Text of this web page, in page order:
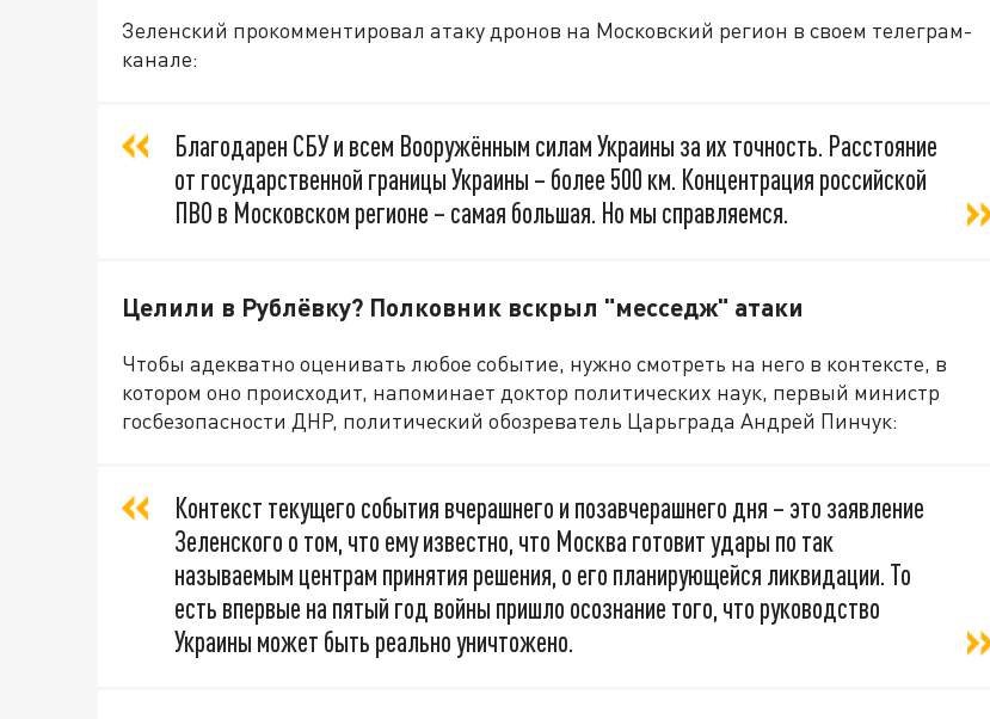
Зеленский прокомментировал атаку дронов на Московский регион в своем телеграм-
канале:
Благодарен СБУ и всем Вооружённым силам Украины за их точность. Расстояние
от государственной границы Украины – более 500 км. Концентрация российской
ПВО в Московском регионе – самая большая. Но мы справляемся.
Целили в Рублёвку? Полковник вскрыл "месседж" атаки
Чтобы адекватно оценивать любое событие, нужно смотреть на него в контексте, в
котором оно происходит, напоминает доктор политических наук, первый министр
госбезопасности ДНР, политический обозреватель Царьграда Андрей Пинчук:
Контекст текущего события вчерашнего и позавчерашнего дня – это заявление
Зеленского о том, что ему известно, что Москва готовит удары по так
называемым центрам принятия решения, о его планирующейся ликвидации. То
есть впервые на пятый год войны пришло осознание того, что руководство
Украины может быть реально уничтожено.